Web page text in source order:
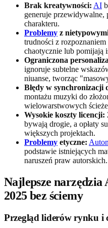
Brak kreatywności: AI
generuje przewidywalne,
charakteru.
Problemy z
trudności z
chaotycznie lub pomijają
Ograniczona
ignoruje subtelne
niuanse, tworząc
Błędy w synchronizacji
montażu muzyki do
wielowarstwowych
Wysokie koszty licencji:
bywają drogie, a opłaty
większych projektach.
Problemy etyczne:
podstawie istniejących
naruszeń praw autorskich.
Najlepsze narzędzia
2025 bez ściemy
Przegląd liderów rynku i